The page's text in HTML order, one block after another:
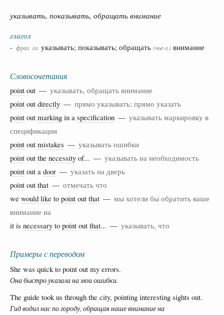
указывать, показывать, обращать внимание
глагол
- фраз. гл. указывать; показывать; обращать (чье-л. ) внимание
Словосочетания
point out — указывать, обращать внимание
point out directly — прямо указывать; прямо указать
point out marking in a specification — указывать маркировку в
спецификации
point out mistakes — указывать ошибки
point out the necessity of... — указывать на необходимость
point out a door — указать на дверь
point out that — отмечать что
we would like to point out that — мы хотели бы обратить ваше
внимание на
it is necessary to point out that... — указывать, что
Примеры с переводом
She was quick to point out my errors.
Она быстро указала на мои ошибки.
The guide took us through the city, pointing interesting sights out.
Гид водил нас по городу, обращая наше внимание на